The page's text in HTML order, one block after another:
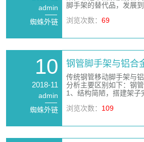
admin
蜘蛛外链
脚手架的替代品，发展
浏览次数：69
10
2018-11
admin
蜘蛛外链
钢管脚手架与铝合
传统钢管移动脚手架与
分析主要区别如下：钢
1、结构简陋，搭建架子
浏览次数： 109